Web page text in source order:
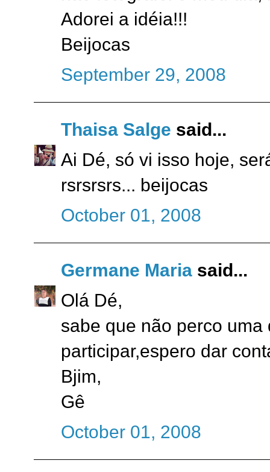
Adorei a idéia!!!
Beijocas
September 29, 2008
Thaisa Salge said...
Ai Dé, só vi isso hoje,
rsrsrsrs... beijocas
October 01, 2008
Germane Maria said...
Olá Dé,
sabe que não perco
participar,espero dar
Bjim,
Gê
October 01, 2008